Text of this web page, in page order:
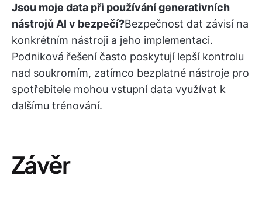
Jsou moje data při používání generativních
nástrojů AI v bezpečí?Bezpečnost dat závisí na
konkrétním nástroji a jeho implementaci.
Podniková řešení často poskytují lepší kontrolu
nad soukromím, zatímco bezplatné nástroje pro
spotřebitele mohou vstupní data využívat k
dalšímu trénování.
Závěr